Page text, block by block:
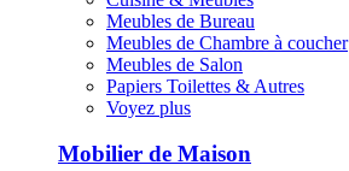
Meubles de Bureau
Meubles de Chambre à coucher
Meubles de Salon
Papiers Toilettes & Autres
Voyez plus
Mobilier de Maison